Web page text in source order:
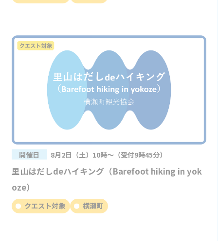
開催日 8月2日（土）10時～（受付9時45分）
里山はだしdeハイキング（Barefoot hiking in yok
oze）
クエスト対象 横瀬町